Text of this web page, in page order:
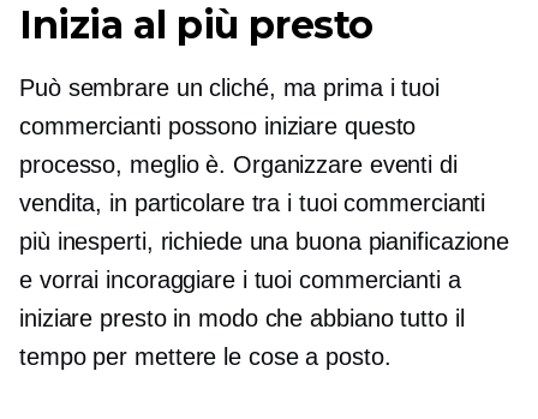
Inizia al più presto
Può sembrare un cliché, ma prima i tuoi
commercianti possono iniziare questo
processo, meglio è. Organizzare eventi di
vendita, in particolare tra i tuoi commercianti
più inesperti, richiede una buona pianificazione
e vorrai incoraggiare i tuoi commercianti a
iniziare presto in modo che abbiano tutto il
tempo per mettere le cose a posto.